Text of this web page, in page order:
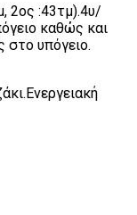
2ος :43τμ).4υ/
καθώς και
στο υπόγειο.